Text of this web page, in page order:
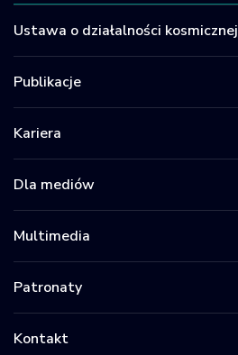
Ustawa o działalności kosmicznej
Publikacje
Kariera
Dla mediów
Multimedia
Patronaty
Kontakt